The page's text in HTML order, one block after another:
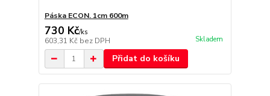
Páska ECON. 1cm 600m
730 Kč/ks
603,31 Kč bez DPH Skladem
Přidat do košíku